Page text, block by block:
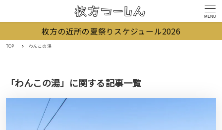
MENU
枚方の近所の夏祭りスケジュール2026
TOP わんこの湯
「わんこの湯」に関する記事一覧